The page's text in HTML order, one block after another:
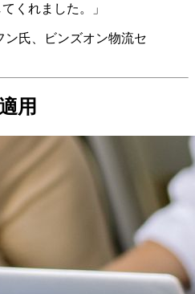
くれました。」
氏、ビンズオン物流セ
用